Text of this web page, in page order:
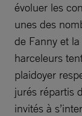
évoluer les
unes des
de Fanny et
harceleurs
plaidoyer
jurés répartis
invités à